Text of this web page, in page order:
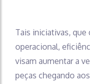
Tais iniciativas,
operacional,
visam aumentar a
peças chegando